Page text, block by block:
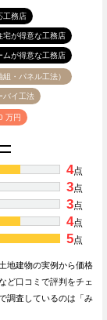
工務店
宅が得意な工務店
ムが得意な工務店
組・パネル工法）
バイ工法
万円
4点
3点
3点
4点
5点
地建物の実例から価格
ど口コミで評判をチェ
調査しているのは「み